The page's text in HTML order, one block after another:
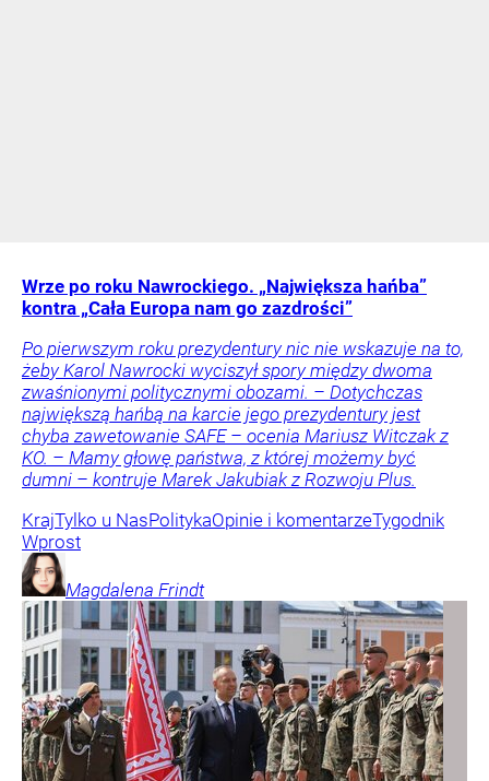
Wrze po roku Nawrockiego. „Największa hańba”
kontra „Cała Europa nam go zazdrości”
Po pierwszym roku prezydentury nic nie wskazuje na to,
żeby Karol Nawrocki wyciszył spory między dwoma
zwaśnionymi politycznymi obozami. – Dotychczas
największą hańbą na karcie jego prezydentury jest
chyba zawetowanie SAFE – ocenia Mariusz Witczak z
KO. – Mamy głowę państwa, z której możemy być
dumni – kontruje Marek Jakubiak z Rozwoju Plus.
KrajTylko u NasPolitykaOpinie i komentarzeTygodnik
Wprost
Magdalena Frindt